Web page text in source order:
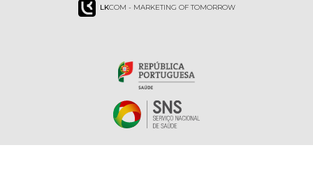
LKCOM - MARKETING OF TOMORROW